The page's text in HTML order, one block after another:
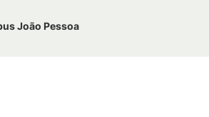
João Pessoa